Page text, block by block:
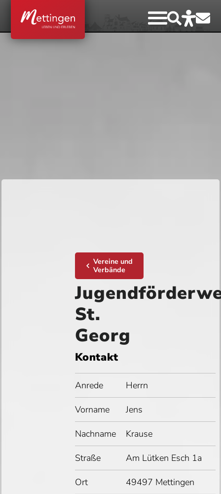
Vereine und
Verbände
St.
Georg
Kontakt
Anrede Herrn
Vorname Jens
Nachname Krause
Straße Am Lütken Esch 1a
Ort 49497 Mettingen